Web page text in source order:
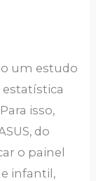
um estudo
isso,
do
o painel
infantil,